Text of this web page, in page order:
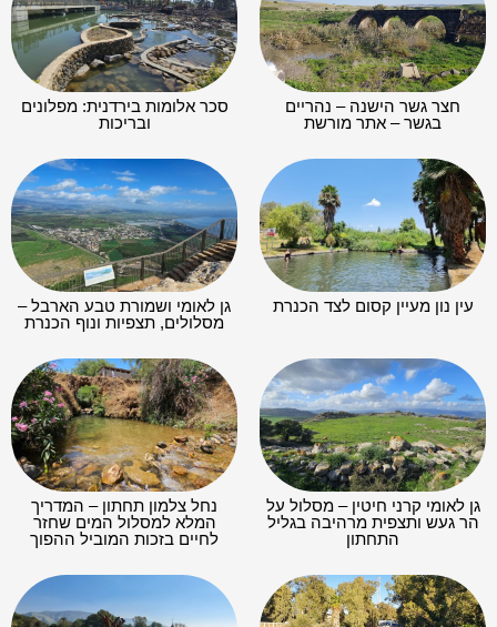
חצר גשר הישנה – נהריים
בגשר – אתר מורשת
סכר אלומות בירדנית: מפלונים
ובריכות
עין נון מעיין קסום לצד הכנרת
גן לאומי ושמורת טבע הארבל –
מסלולים, תצפיות ונוף הכנרת
גן לאומי קרני חיטין – מסלול על
הר געש ותצפית מרהיבה בגליל
התחתון
נחל צלמון תחתון – המדריך
המלא למסלול המים שחזר
לחיים בזכות המוביל ההפוך